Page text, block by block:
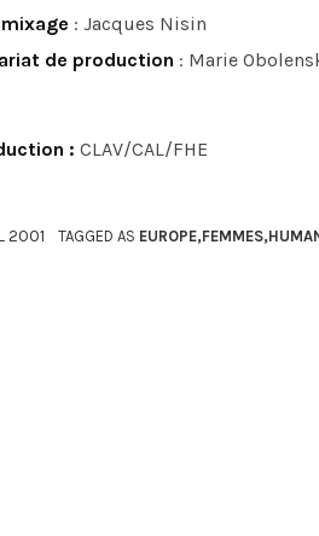
: Jacques Nisin
de production : Marie
: CLAV/CAL/FHE
2001 TAGGED AS EUROPE,FEMMES,